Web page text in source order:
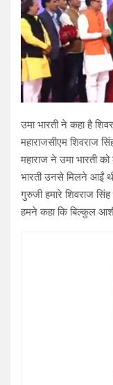
उमा भारती ने कहा है
महाराजसीएम शिवराज
महाराज ने उमा भारती
भारती उनसे मिलने आईं
गुरुजी हमारे शिवराज
हमने कहा कि बिल्कुल